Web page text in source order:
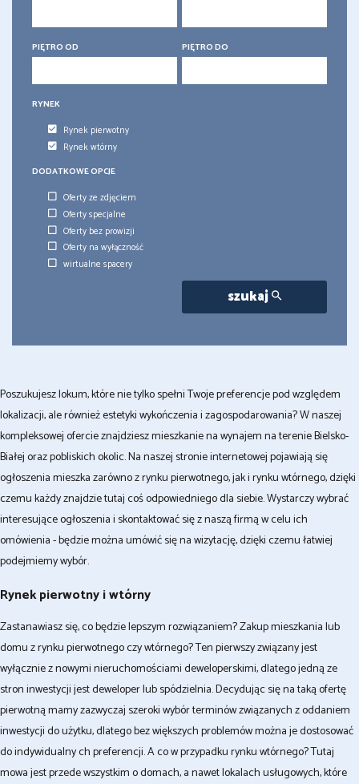
PIĘTRO OD PIĘTRO DO
RYNEK
Rynek pierwotny
Rynek wtórny
DODATKOWE OPCJE
Oferty ze zdjęciem
Oferty specjalne
Oferty bez prowizji
Oferty na wyłączność
wirtualne spacery
szukaj
Poszukujesz lokum, które nie tylko spełni Twoje preferencje pod względem
lokalizacji, ale również estetyki wykończenia i zagospodarowania? W naszej
kompleksowej ofercie znajdziesz mieszkanie na wynajem na terenie Bielsko-
Białej oraz pobliskich okolic. Na naszej stronie internetowej pojawiają się
ogłoszenia mieszka zarówno z rynku pierwotnego, jak i rynku wtórnego, dzięki
czemu każdy znajdzie tutaj coś odpowiedniego dla siebie. Wystarczy wybrać
interesujące ogłoszenia i skontaktować się z naszą firmą w celu ich
omówienia - będzie można umówić się na wizytację, dzięki czemu łatwiej
podejmiemy wybór.
Rynek pierwotny i wtórny
Zastanawiasz się, co będzie lepszym rozwiązaniem? Zakup mieszkania lub
domu z rynku pierwotnego czy wtórnego? Ten pierwszy związany jest
wyłącznie z nowymi nieruchomościami deweloperskimi, dlatego jedną ze
stron inwestycji jest deweloper lub spódzielnia. Decydując się na taką ofertę
pierwotną mamy zazwyczaj szeroki wybór terminów związanych z oddaniem
inwestycji do użytku, dlatego bez większych problemów można je dostosować
do indywidualny ch preferencji. A co w przypadku rynku wtórnego? Tutaj
mowa jest przede wszystkim o domach, a nawet lokalach usługowych, które